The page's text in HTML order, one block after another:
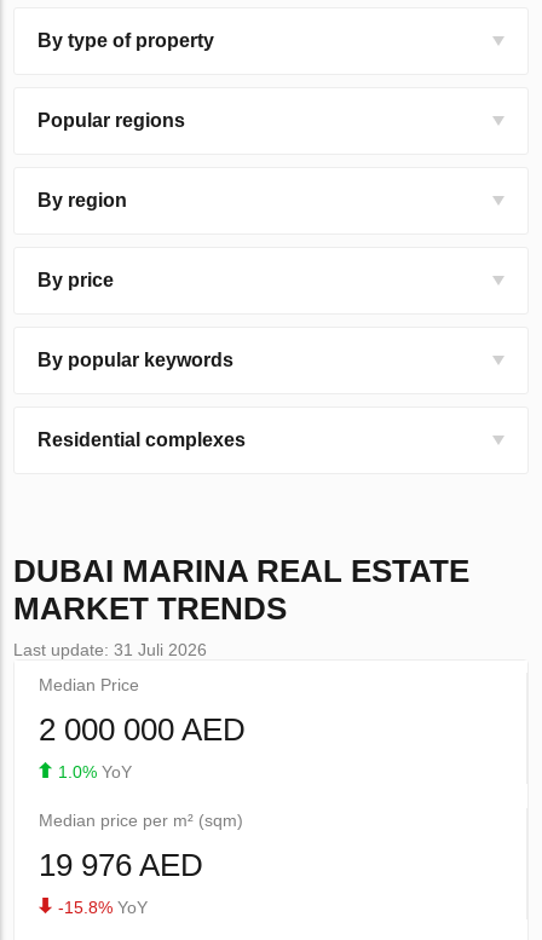
By type of property
Popular regions
By region
By price
By popular keywords
Residential complexes
DUBAI MARINA REAL ESTATE
MARKET TRENDS
Last update: 31 Juli 2026
Median Price
2 000 000 AED
1.0% YoY
Median price per m² (sqm)
19 976 AED
-15.8% YoY